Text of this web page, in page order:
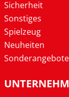
Sicherheit
Sonstiges
Spielzeug
Neuheiten
Sonderangebote